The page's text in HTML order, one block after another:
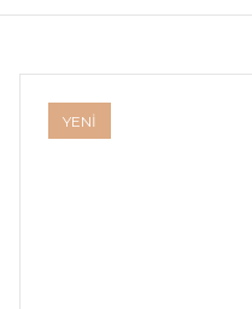
YENİ